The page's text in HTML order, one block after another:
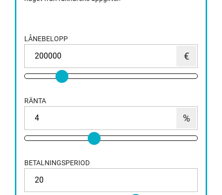
LÅNEBELOPP
RÄNTA
BETALNINGSPERIOD